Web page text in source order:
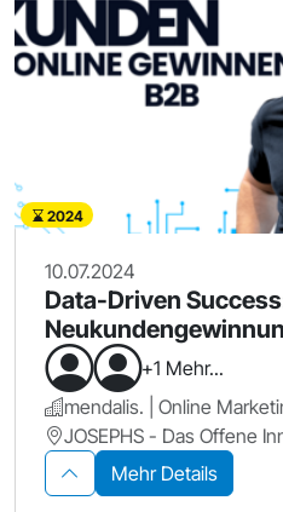
2024
10.07.2024
Data-Driven
+1 Mehr...
mendalis. | Online
JOSEPHS - Das Offene
Mehr Details